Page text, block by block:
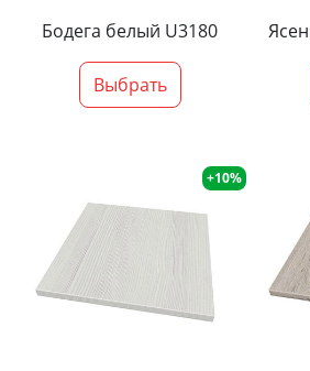
Бодега белый U3180
Выбрать
+10%